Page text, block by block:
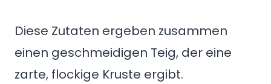
Diese Zutaten ergeben zusammen
einen geschmeidigen Teig, der eine
zarte, flockige Kruste ergibt.